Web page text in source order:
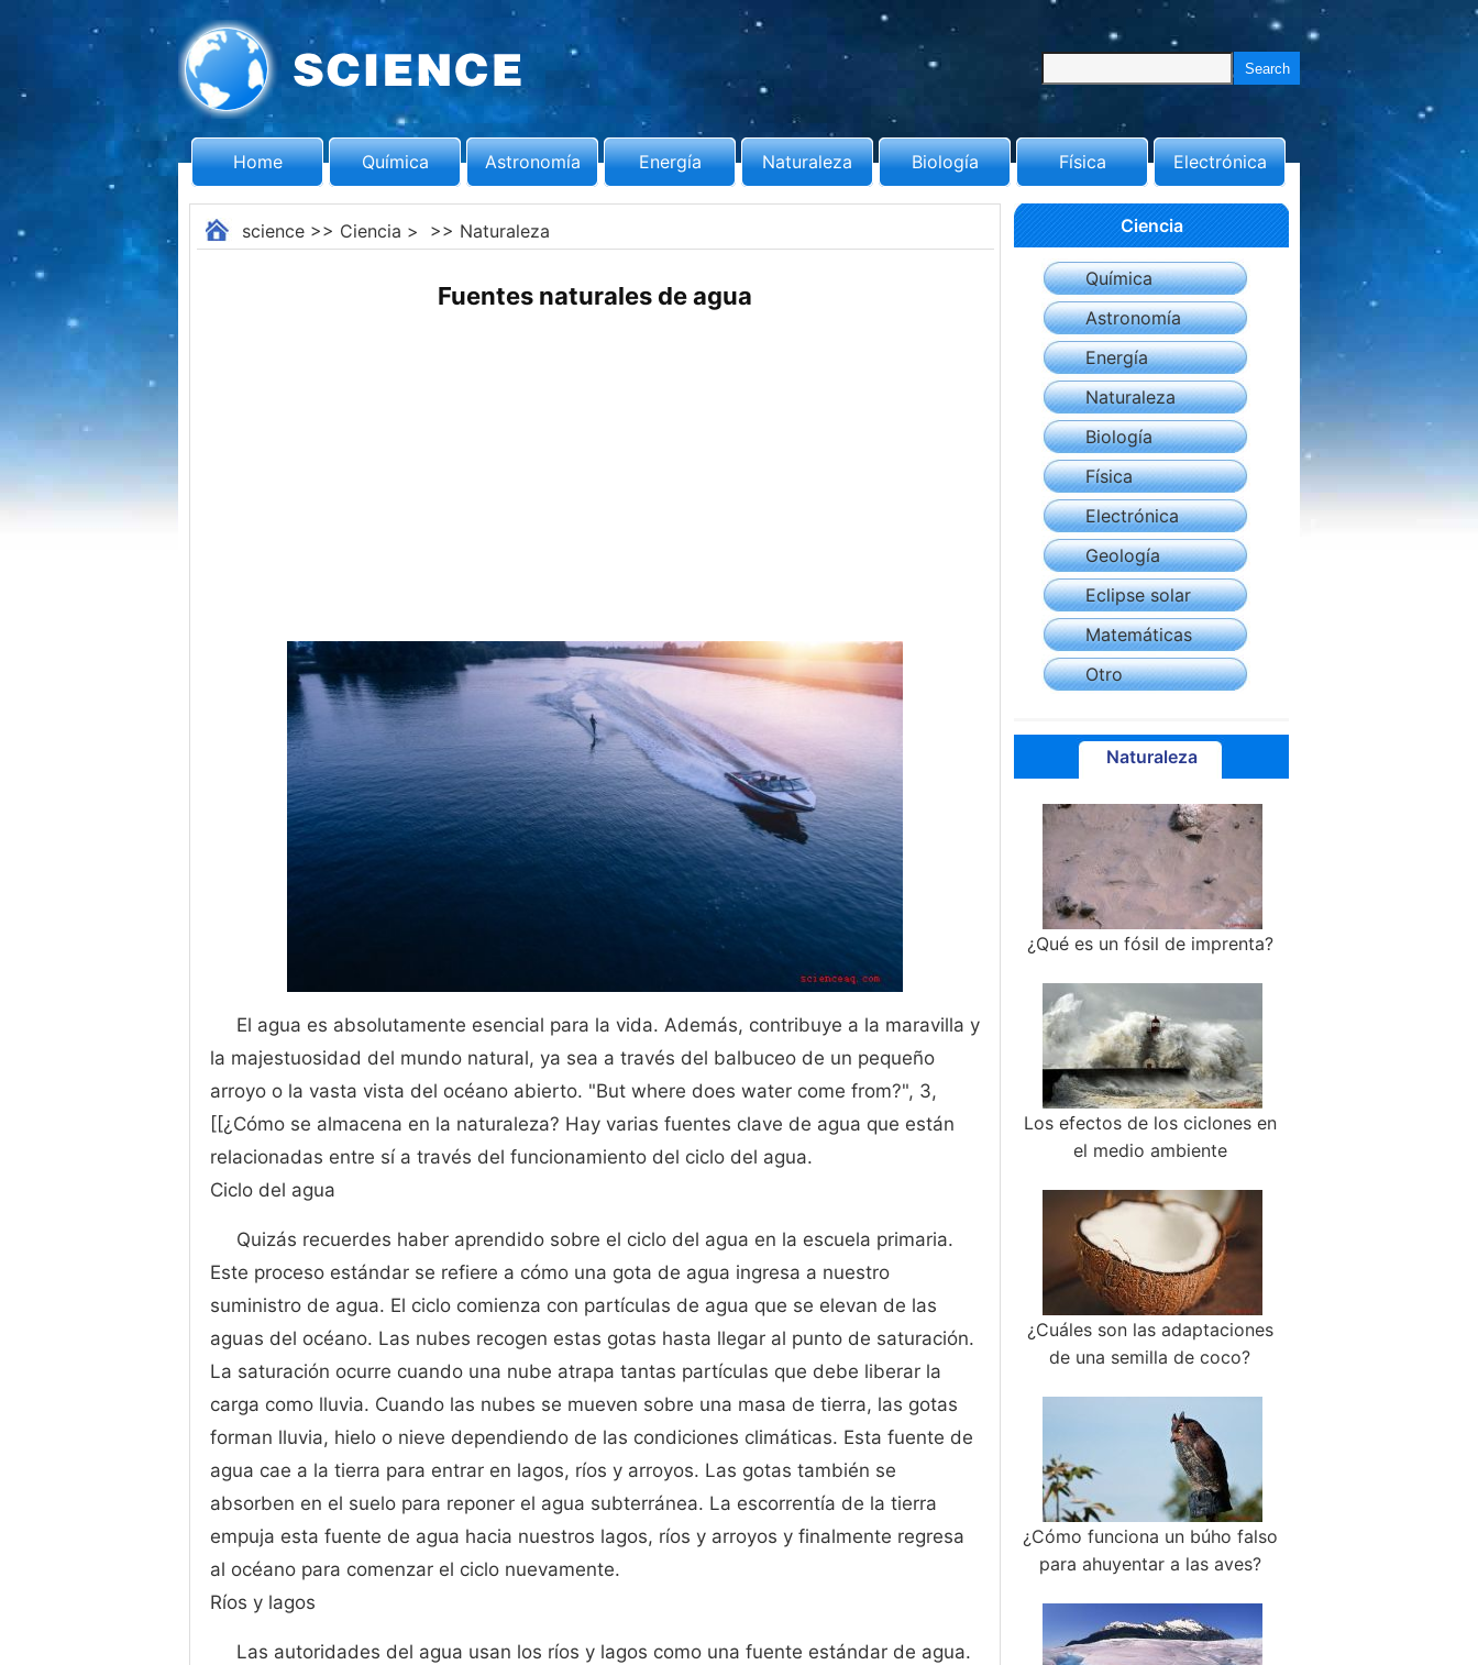
Home Química Astronomía Energía Naturaleza Biología Física Electrónica
science>> Ciencia > >> Naturaleza
Fuentes naturales de agua
El agua es absolutamente esencial para la vida. Además, contribuye a la maravilla y
la majestuosidad del mundo natural, ya sea a través del balbuceo de un pequeño
arroyo o la vasta vista del océano abierto. "But where does water come from?", 3,
[[¿Cómo se almacena en la naturaleza? Hay varias fuentes clave de agua que están
relacionadas entre sí a través del funcionamiento del ciclo del agua.
Ciclo del agua
Quizás recuerdes haber aprendido sobre el ciclo del agua en la escuela primaria.
Este proceso estándar se refiere a cómo una gota de agua ingresa a nuestro
suministro de agua. El ciclo comienza con partículas de agua que se elevan de las
aguas del océano. Las nubes recogen estas gotas hasta llegar al punto de saturación.
La saturación ocurre cuando una nube atrapa tantas partículas que debe liberar la
carga como lluvia. Cuando las nubes se mueven sobre una masa de tierra, las gotas
forman lluvia, hielo o nieve dependiendo de las condiciones climáticas. Esta fuente de
agua cae a la tierra para entrar en lagos, ríos y arroyos. Las gotas también se
absorben en el suelo para reponer el agua subterránea. La escorrentía de la tierra
empuja esta fuente de agua hacia nuestros lagos, ríos y arroyos y finalmente regresa
al océano para comenzar el ciclo nuevamente.
Ríos y lagos
Las autoridades del agua usan los ríos y lagos como una fuente estándar de agua.
Ciencia
Química
Astronomía
Energía
Naturaleza
Biología
Física
Electrónica
Geología
Eclipse solar
Matemáticas
Otro
Naturaleza
¿Qué es un fósil de imprenta?
Los efectos de los ciclones en
el medio ambiente
¿Cuáles son las adaptaciones
de una semilla de coco?
¿Cómo funciona un búho falso
para ahuyentar a las aves?